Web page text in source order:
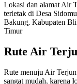
Lokasi dan alamat Air
terletak di Desa
Bakung, Kabupaten
Timur
Rute Air
Rute menuju Air
sangat mudah, karena